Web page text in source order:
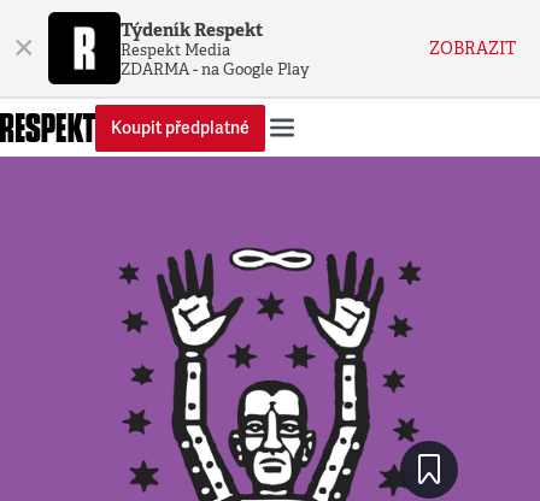
× Týdeník Respekt
Respekt Media
ZDARMA - na Google Play
ZOBRAZIT
Koupit předplatné